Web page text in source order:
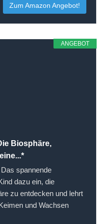
Zum Amazon Angebot!
ANGEBOT
Biosphäre,
spannende
dazu ein, die
zu entdecken und lehrt
und Wachsen